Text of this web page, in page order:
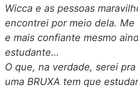
Wicca e as pessoas
encontrei por meio dela.
e mais confiante mesmo
estudante…
O que, na verdade, serei
uma BRUXA tem que